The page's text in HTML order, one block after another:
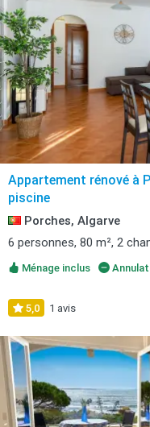
Appartement rénové à
piscine
Porches, Algarve
6 personnes, 80 m², 2
Ménage inclus
5,0 1 avis